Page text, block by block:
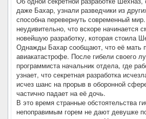
даже Бахар, узнали разведчики из
способна перевернуть современный
неудивительно, что вскоре начинается
новейшую разработку, которая стоила
Однажды Бахар сообщают, что её мать
авиакатастрофе. После гибели своего
программиста начальник отдела, где
узнает, что секретная разработка
исчез шанс на прорыв в оборонной
частично падает на её дочь.
В это время странные обстоятельства
непоправимым горем не дают девушке